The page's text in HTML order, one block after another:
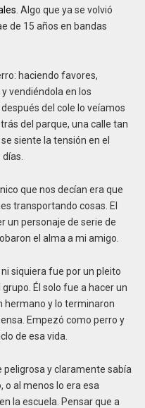
. Algo que ya se volvió
de 15 años en bandas
haciendo favores,
vendiéndola en los
del cole lo veíamos
del parque, una calle tan
siente la tensión en el
que nos decían era que
transportando cosas. El
un personaje de serie de
el alma a mi amigo.
siquiera fue por un pleito
Él solo fue a hacer un
hermano y lo terminaron
Empezó como perro y
de esa vida.
peligrosa y claramente sabía
o al menos lo era esa
la escuela. Pensar que a